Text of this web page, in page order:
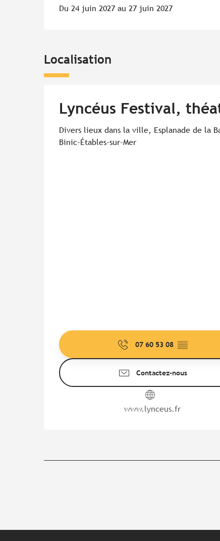
Du 24 juin 2027 au 27 juin 2027
Localisation
Lyncéus Festival,
Divers lieux dans la ville, Esplanade de la
Binic-Étables-sur-Mer
07 60 53 08 ▒▒
Contactez-nous
www.lynceus.fr